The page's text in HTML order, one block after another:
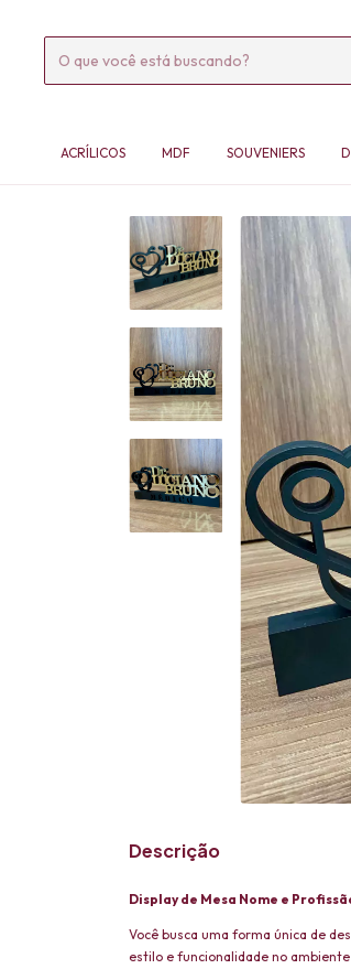
ACRÍLICOS MDF SOUVENIERS
Descrição
Display de Mesa Nome e
Você busca uma forma única de
estilo e funcionalidade no